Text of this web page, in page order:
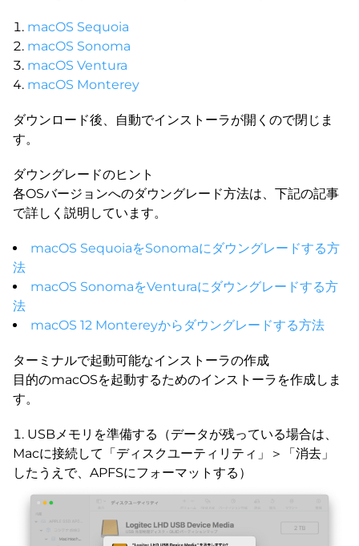
macOS Sequoia
macOS Sonoma
macOS Ventura
macOS Monterey
ダウンロード後、自動でインストーラが開くので閉じま
す。
ダウングレードのヒント
各OSバージョンへのダウングレード方法は、下記の記事
で詳しく説明しています。
macOS SequoiaをSonomaにダウングレードする方
法
macOS SonomaをVenturaにダウングレードする方
法
macOS 12 Montereyからダウングレードする方法
ターミナルで起動可能なインストーラの作成
目的のmacOSを起動するためのインストーラを作成しま
す。
USBメモリを準備する（データが残っている場合は、
Macに接続して「ディスクユーティリティ」＞「消去」
したうえで、APFSにフォーマットする）